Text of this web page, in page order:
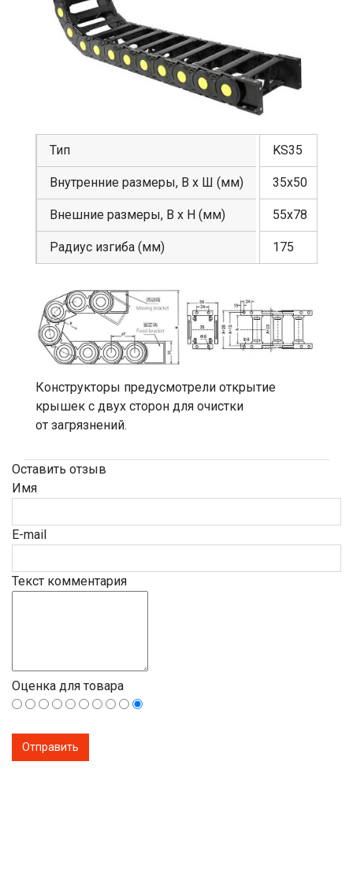
Тип
Внутренние размеры, В х Ш (мм)
Внешние размеры, В х Н (мм)
Радиус изгиба (мм)
KS35
35х50
55х78
175
Конструкторы предусмотрели открытие
крышек с двух сторон для очистки
от загрязнений.
Оставить отзыв
Имя
E-mail
Текст комментария
Оценка для товара